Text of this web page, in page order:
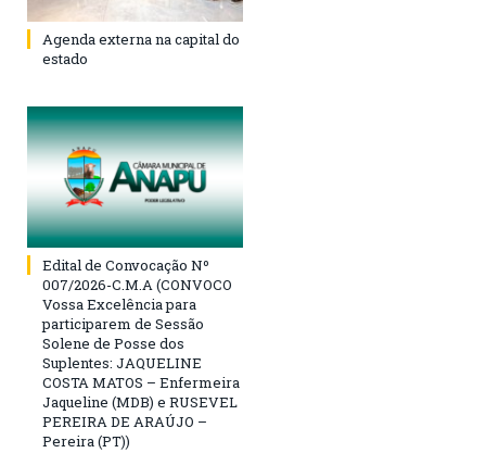
Agenda externa na capital do
estado
Edital de Convocação Nº
007/2026-C.M.A (CONVOCO
Vossa Excelência para
participarem de Sessão
Solene de Posse dos
Suplentes: JAQUELINE
COSTA MATOS – Enfermeira
Jaqueline (MDB) e RUSEVEL
PEREIRA DE ARAÚJO –
Pereira (PT))